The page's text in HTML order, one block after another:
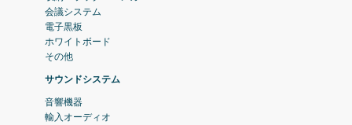
会議システム
電子黒板
ホワイトボード
その他
サウンドシステム
音響機器
輸入オーディオ